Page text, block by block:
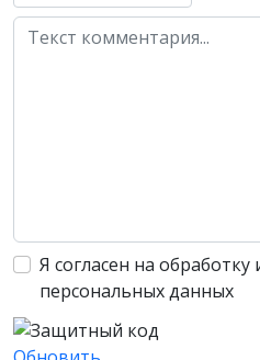
Я согласен на
персональных данных